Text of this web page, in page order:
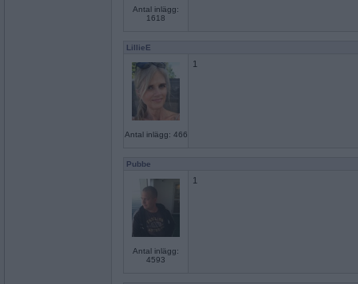
Antal inlägg:
1618
LillieE
Antal inlägg: 466
1
Pubbe
Antal inlägg:
4593
1